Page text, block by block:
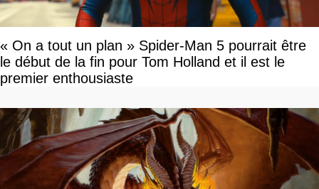
« On a tout un plan » Spider-Man 5 pourrait être
le début de la fin pour Tom Holland et il est le
premier enthousiaste